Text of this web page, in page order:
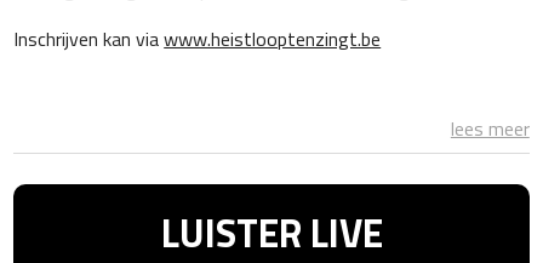
Inschrijven kan viawww.heistlooptenzingt.be
lees meer
LUISTER LIVE